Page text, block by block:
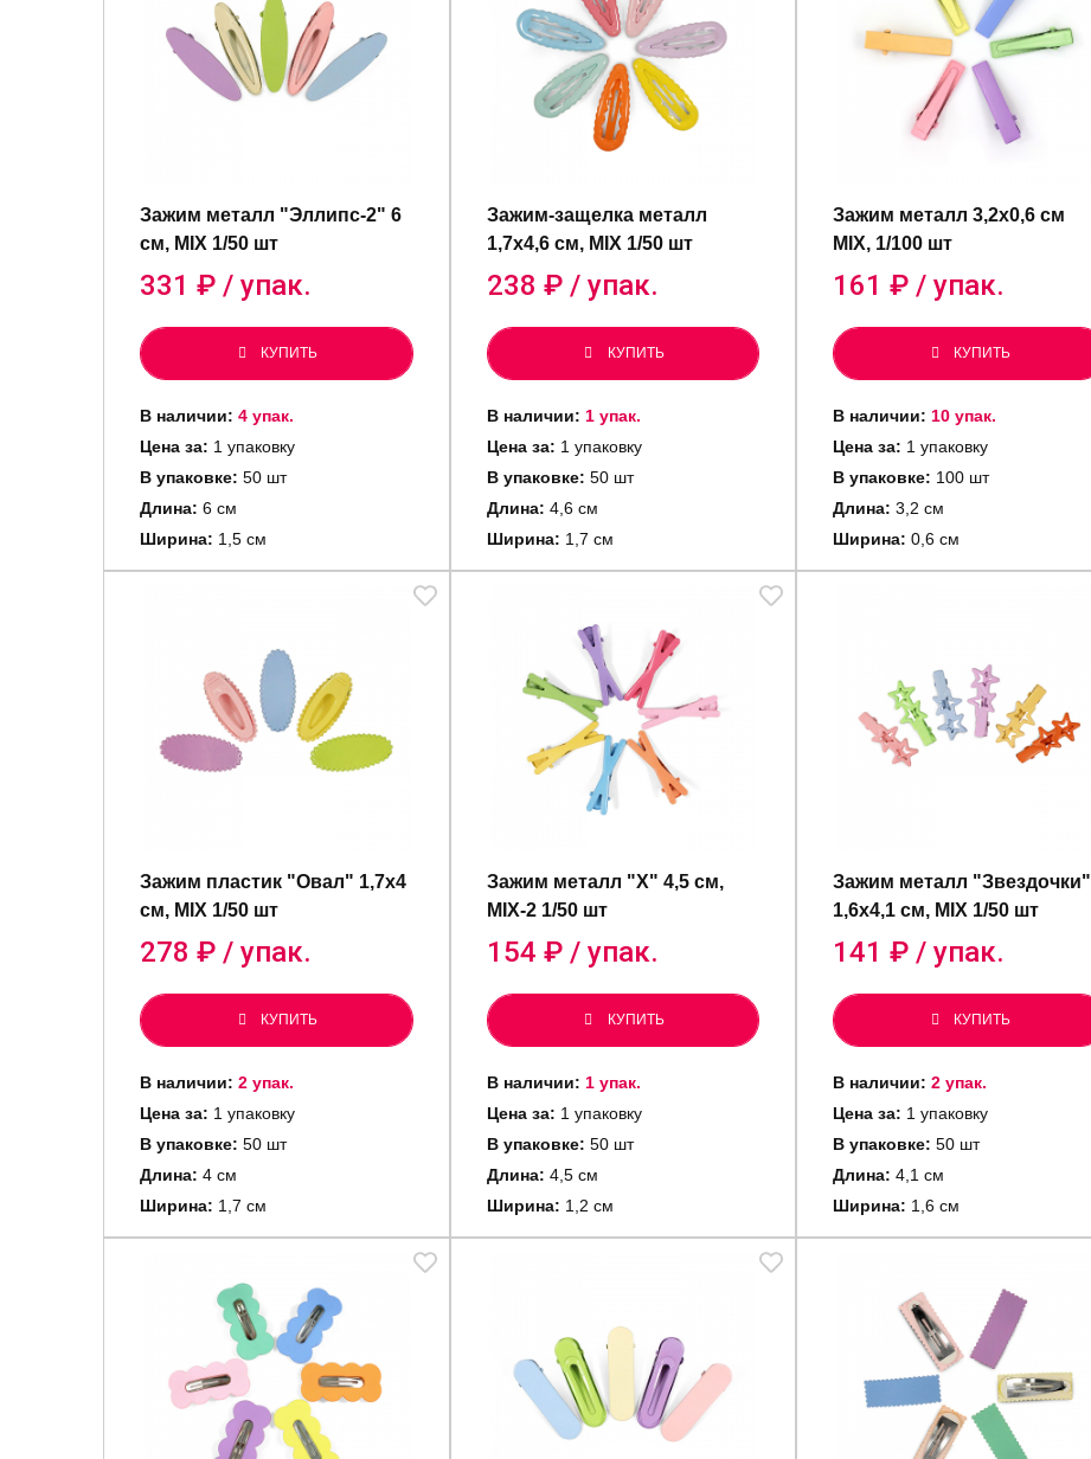
Зажим металл "Эллипс-2" 6
см, MIX 1/50 шт
331 ₽ / упак.
КУПИТЬ
В наличии: 4 упак.
Цена за: 1 упаковку
В упаковке: 50 шт
Длина: 6 см
Ширина: 1,5 см
Зажим-защелка металл
1,7х4,6 см, MIX 1/50 шт
238 ₽ / упак.
КУПИТЬ
В наличии: 1 упак.
Цена за: 1 упаковку
В упаковке: 50 шт
Длина: 4,6 см
Ширина: 1,7 см
Зажим металл 3,2х0,6 см
MIX, 1/100 шт
161 ₽ / упак.
КУПИТЬ
В наличии: 10 упак.
Цена за: 1 упаковку
В упаковке: 100 шт
Длина: 3,2 см
Ширина: 0,6 см
Зажим пластик "Овал" 1,7х4
см, MIX 1/50 шт
278 ₽ / упак.
КУПИТЬ
В наличии: 2 упак.
Цена за: 1 упаковку
В упаковке: 50 шт
Длина: 4 см
Ширина: 1,7 см
Зажим металл "X" 4,5 см,
MIX-2 1/50 шт
154 ₽ / упак.
КУПИТЬ
В наличии: 1 упак.
Цена за: 1 упаковку
В упаковке: 50 шт
Длина: 4,5 см
Ширина: 1,2 см
Зажим металл "Звездочки"
1,6х4,1 см, MIX 1/50 шт
141 ₽ / упак.
КУПИТЬ
В наличии: 2 упак.
Цена за: 1 упаковку
В упаковке: 50 шт
Длина: 4,1 см
Ширина: 1,6 см